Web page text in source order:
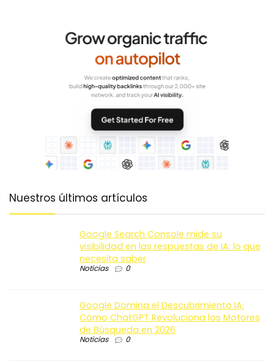
Nuestros últimos artículos
Google Search Console mide su
visibilidad en las respuestas de IA: lo que
necesita saber
Noticias 0
Google Domina el Descubrimiento IA:
Cómo ChatGPT Revoluciona los Motores
de Búsqueda en 2026
Noticias 0